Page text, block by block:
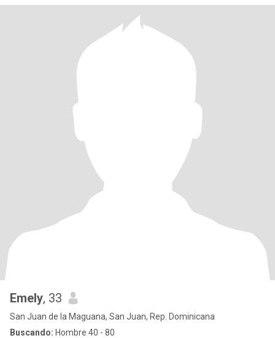
Emely, 33
San Juan de la Maguana, San Juan, Rep. Dominicana
Buscando: Hombre 40 - 80